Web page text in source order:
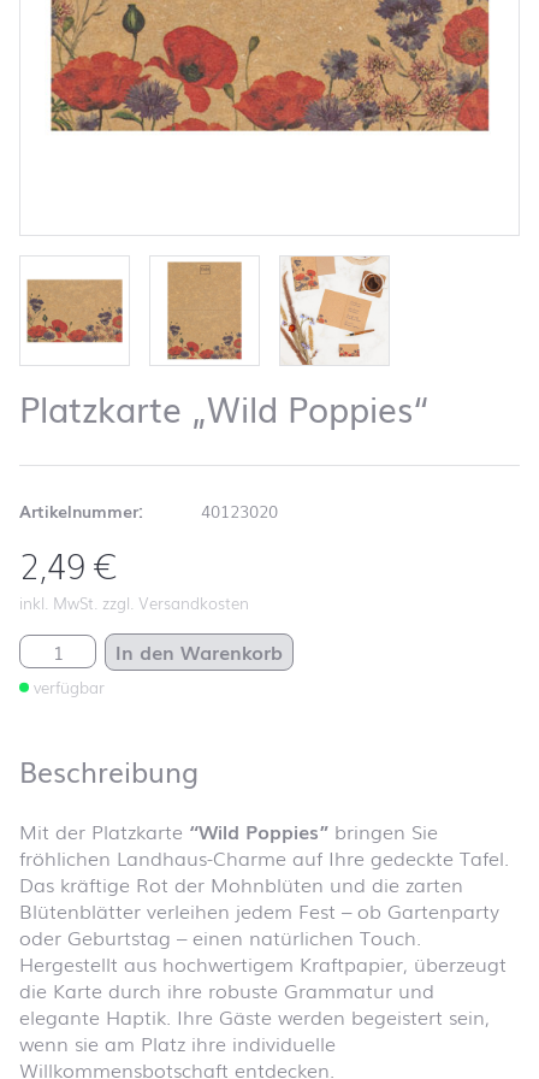
Platzkarte „Wild Poppies“
Artikelnummer: 40123020
2,49€
inkl. MwSt. zzgl. Versandkosten
Platzkarte "Wild Poppies" Menge
verfügbar
In den Warenkorb
Beschreibung
Mit der Platzkarte “Wild Poppies” bringen Sie
fröhlichen Landhaus-Charme auf Ihre gedeckte Tafel.
Das kräftige Rot der Mohnblüten und die zarten
Blütenblätter verleihen jedem Fest – ob Gartenparty
oder Geburtstag – einen natürlichen Touch.
Hergestellt aus hochwertigem Kraftpapier, überzeugt
die Karte durch ihre robuste Grammatur und
elegante Haptik. Ihre Gäste werden begeistert sein,
wenn sie am Platz ihre individuelle
Willkommensbotschaft entdecken.